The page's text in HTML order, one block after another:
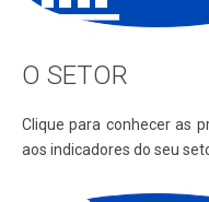
O SETOR
Clique para conhecer as
aos indicadores do seu